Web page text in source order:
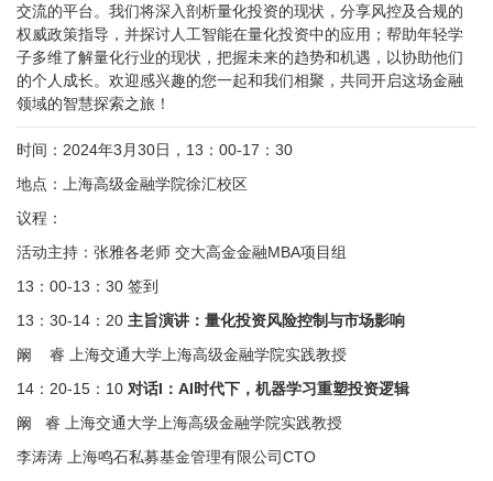
交流的平台。我们将深入剖析量化投资的现状，分享风控及合规的
权威政策指导，并探讨人工智能在量化投资中的应用；帮助年轻学
子多维了解量化行业的现状，把握未来的趋势和机遇，以协助他们
的个人成长。欢迎感兴趣的您一起和我们相聚，共同开启这场金融
领域的智慧探索之旅！
时间：2024年3月30日，13：00-17：30
地点：上海高级金融学院徐汇校区
议程：
活动主持：张雅各老师 交大高金金融MBA项目组
13：00-13：30 签到
13：30-14：20 主旨演讲：量化投资风险控制与市场影响
阚 睿 上海交通大学上海高级金融学院实践教授
14：20-15：10 对话I：AI时代下，机器学习重塑投资逻辑
阚 睿 上海交通大学上海高级金融学院实践教授
李涛涛 上海鸣石私募基金管理有限公司CTO